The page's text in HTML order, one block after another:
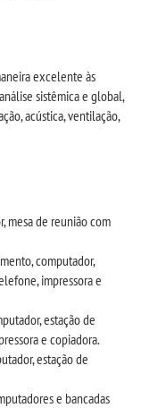
excelente às
sistêmica e global,
acústica, ventilação,
mesa de reunião com
computador,
impressora e
estação de
e copiadora.
estação de
e bancadas